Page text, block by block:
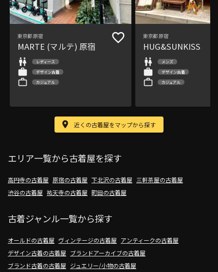
東京都原宿
MARTE (マルテ) 原宿
レディース
デザイン古着
カジュアル
東京都原宿
HUG&SUNKISS
メンズ
デザイン古着
カジュアル
近くの古着屋をマップから探す
エリア一覧から古着屋を探す
高円寺の古着屋 原宿の古着屋 下北沢の古着屋 三軒茶屋の古着屋
渋谷の古着屋 祐天寺の古着屋 町田の古着屋
古着ジャンル一覧から探す
オールドの古着屋 ヴィンテージの古着屋 アンティークの古着屋
デザイン古着の古着屋 ブランドアーカイブの古着屋
ブランド古着の古着屋 ジュエリー/小物の古着屋